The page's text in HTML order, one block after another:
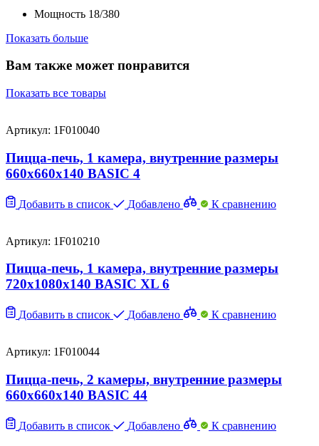
Мощность 18/380
Показать больше
Вам также может понравится
Показать все товары
Артикул: 1F010040
Пицца-печь, 1 камера, внутренние размеры
660x660x140 BASIC 4
Добавить в список Добавлено К сравнению
Артикул: 1F010210
Пицца-печь, 1 камера, внутренние размеры
720x1080x140 BASIC XL 6
Добавить в список Добавлено К сравнению
Артикул: 1F010044
Пицца-печь, 2 камеры, внутренние размеры
660x660x140 BASIC 44
Добавить в список Добавлено К сравнению